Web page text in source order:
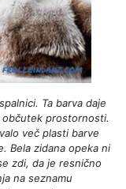
Ta barva daje
prostornosti.
več plasti barve
Bela zidana opeka ni
zdi, da je resnično
na seznamu